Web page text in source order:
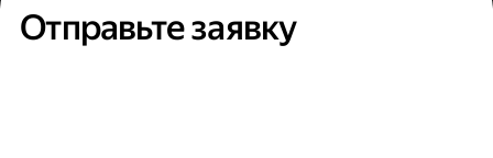
Отправьте заявку